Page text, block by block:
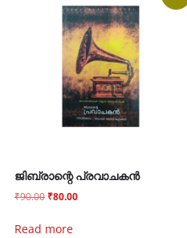
ജിബ്രാന്റെ പ്രവാചകൻ
₹90.00 ₹80.00
Read more